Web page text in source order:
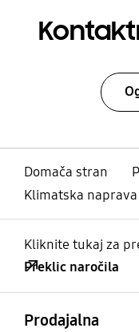
Domača stran
Klimatska naprava
Kliknite tukaj za
Preklic naročila
Prodajalna